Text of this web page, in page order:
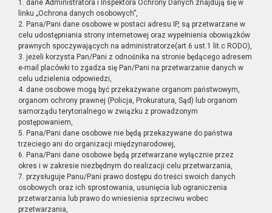
1. dane Administratora i Inspektora Ochrony Danych znajdują się w
linku „Ochrona danych osobowych”,
2. Pana/Pani dane osobowe w postaci adresu IP, są przetwarzane w
celu udostępniania strony internetowej oraz wypełnienia obowiązków
prawnych spoczywających na administratorze(art.6 ust.1 lit.c RODO),
3. jeżeli korzysta Pan/Pani z odnośnika na stronie będącego adresem
e-mail placówki to zgadza się Pan/Pani na przetwarzanie danych w
celu udzielenia odpowiedzi,
4. dane osobowe mogą być przekazywane organom państwowym,
organom ochrony prawnej (Policja, Prokuratura, Sąd) lub organom
samorządu terytorialnego w związku z prowadzonym
postępowaniem,
5. Pana/Pani dane osobowe nie będą przekazywane do państwa
trzeciego ani do organizacji międzynarodowej,
6. Pana/Pani dane osobowe będą przetwarzane wyłącznie przez
okres i w zakresie niezbędnym do realizacji celu przetwarzania,
7. przysługuje Panu/Pani prawo dostępu do treści swoich danych
osobowych oraz ich sprostowania, usunięcia lub ograniczenia
przetwarzania lub prawo do wniesienia sprzeciwu wobec
przetwarzania,